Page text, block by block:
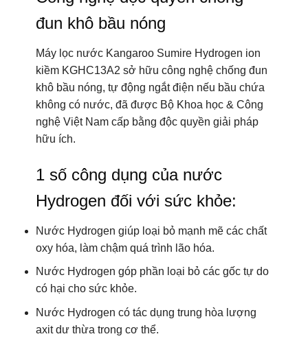
đun khô bầu nóng
Máy lọc nước Kangaroo Sumire Hydrogen ion
kiềm KGHC13A2 sở hữu công nghệ chống đun
khô bầu nóng, tự động ngắt điện nếu bầu chứa
không có nước, đã được Bộ Khoa học & Công
nghệ Việt Nam cấp bằng độc quyền giải pháp
hữu ích.
1 số công dụng của nước
Hydrogen đối với sức khỏe:
Nước Hydrogen giúp loại bỏ mạnh mẽ các chất
oxy hóa, làm chậm quá trình lão hóa.
Nước Hydrogen góp phần loại bỏ các gốc tự do
có hại cho sức khỏe.
Nước Hydrogen có tác dụng trung hòa lượng
axit dư thừa trong cơ thể.